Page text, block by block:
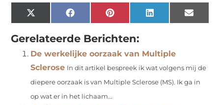
X
(Twitter)
FacebookPinterestLinkedInEmail
Gerelateerde Berichten:
De werkelijke oorzaak van Multiple
Sclerose In dit artikel bespreek ik wat volgens mij de
diepere oorzaak is van Multiple Sclerose (MS). Ik ga in
op wat er in het lichaam...